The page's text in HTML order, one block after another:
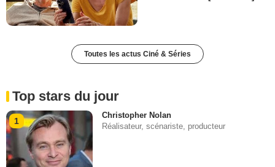
Toutes les actus Ciné & Séries
Top stars du jour
1
Christopher Nolan
Réalisateur, scénariste, producteur